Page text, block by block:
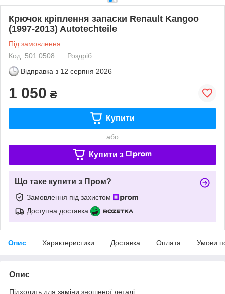
Крючок кріплення запаски Renault Kangoo
(1997-2013) Autotechteile
Під замовлення
Код: 501 0508
Роздріб
Відправка з 12 серпня 2026
1 050 ₴
Купити
або
Купити з
Що таке купити з Пром?
Замовлення під захистом
Доступна доставка
Опис Характеристики Доставка Оплата Умови
Опис
Підходить для заміни зношеної деталі